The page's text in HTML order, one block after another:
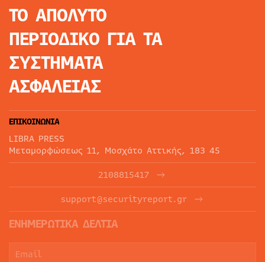
ΤΟ ΑΠΟΛΥΤΟ
ΠΕΡΙΟΔΙΚΟ ΓΙΑ ΤΑ
ΣΥΣΤΗΜΑΤΑ
ΑΣΦΑΛΕΙΑΣ
ΕΠΙΚΟΙΝΩΝΙΑ
LIBRA PRESS
Μεταμορφώσεως 11, Μοσχάτο Αττικής, 183 45
2108815417
support@securityreport.gr
ΕΝΗΜΕΡΩΤΙΚΑ ΔΕΛΤΙΑ